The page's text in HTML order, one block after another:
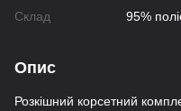
Склад 95%
Опис
Розкішний корсетний